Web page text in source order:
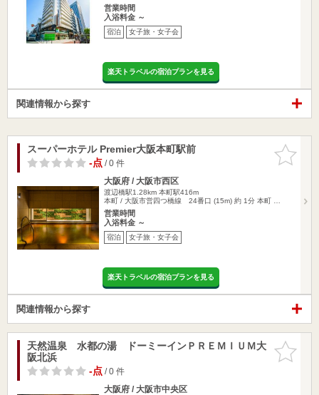
営業時間
入浴料金 ～
宿泊 女子旅・女子会
楽天トラベルの宿泊プランを見る
関連情報から探す
お気に入
りに追加
スーパーホテル Premier大阪本町駅前
-点/ 0 件
大阪府 / 大阪市西区
渡辺橋駅1.28km 本町駅416m
本町 / 大阪市営四つ橋線 24番口 (15m) 約 1分 本町 …
営業時間
入浴料金 ～
宿泊 女子旅・女子会
楽天トラベルの宿泊プランを見る
関連情報から探す
お気に入
りに追加
天然温泉 水都の湯 ドーミーインＰＲＥＭＩＵＭ大
阪北浜
-点/ 0 件
大阪府 / 大阪市中央区